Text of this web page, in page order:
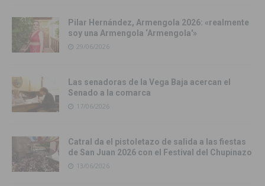
Pilar Hernández, Armengola 2026: «realmente
soy una Armengola ‘Armengola'»
29/06/2026
Las senadoras de la Vega Baja acercan el
Senado a la comarca
17/06/2026
Catral da el pistoletazo de salida a las fiestas
de San Juan 2026 con el Festival del Chupinazo
13/06/2026